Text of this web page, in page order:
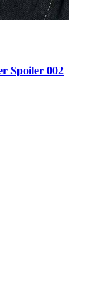
Spoiler 002